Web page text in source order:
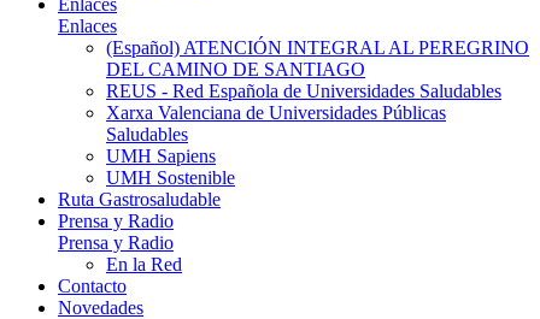
Enlaces
Enlaces
(Español) ATENCIÓN INTEGRAL AL PEREGRINO
DEL CAMINO DE SANTIAGO
REUS - Red Española de Universidades Saludables
Xarxa Valenciana de Universidades Públicas
Saludables
UMH Sapiens
UMH Sostenible
Ruta Gastrosaludable
Prensa y Radio
Prensa y Radio
En la Red
Contacto
Novedades